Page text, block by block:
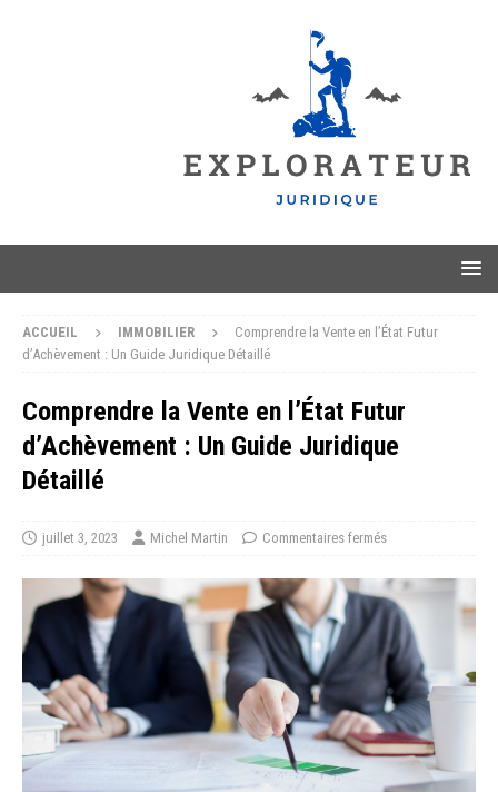
ACCUEIL IMMOBILIER
Comprendre la Vente en l’État Futur
d’Achèvement : Un Guide Juridique Détaillé
Comprendre la Vente en l’État Futur
d’Achèvement : Un Guide Juridique
Détaillé
juillet 3, 2023 Michel Martin Commentaires fermés